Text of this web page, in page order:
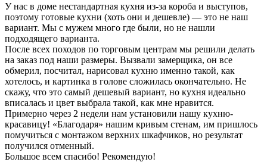
У нас в доме нестандартная кухня из-за короба и выступов,
поэтому готовые кухни (хоть они и дешевле) — это не наш
вариант. Мы с мужем много где были, но не нашли
подходящего варианта.
После всех походов по торговым центрам мы решили делать
на заказ под наши размеры. Вызвали замерщика, он все
обмерил, посчитал, нарисовал кухню именно такой, как
хотелось, и картинка в голове сложилась окончательно. Не
скажу, что это самый дешевый вариант, но кухня идеально
вписалась и цвет выбрала такой, как мне нравится.
Примерно через 2 недели нам установили нашу кухню-
красавицу! «Благодаря» нашим кривым стенам, им пришлось
помучиться с монтажом верхних шкафчиков, но результат
получился отменный.
Большое всем спасибо! Рекомендую!